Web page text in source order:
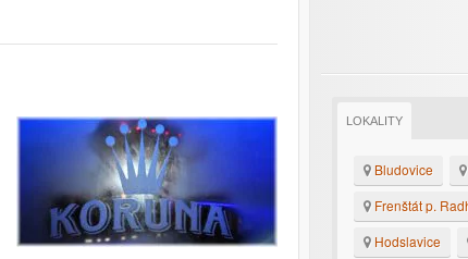
LOKALITY
Bludovice
Frenštát p.
Hodslavice